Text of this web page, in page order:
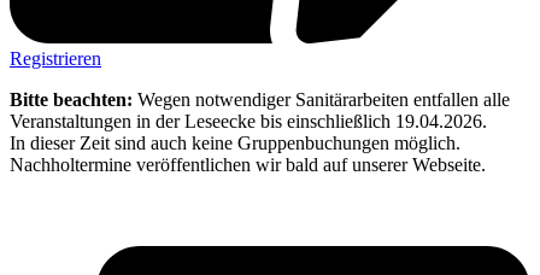
Registrieren
Bitte beachten: Wegen notwendiger Sanitärarbeiten entfallen alle
Veranstaltungen in der Leseecke bis einschließlich 19.04.2026.
In dieser Zeit sind auch keine Gruppenbuchungen möglich.
Nachholtermine veröffentlichen wir bald auf unserer Webseite.